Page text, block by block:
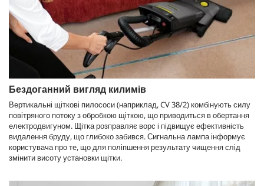
Бездоганний вигляд килимів
Вертикальні щіткові пилососи (наприклад, CV 38/2) комбінують силу
повітряного потоку з обробкою щіткою, що приводиться в обертання
електродвигуном. Щітка розправляє ворс і підвищує ефективність
видалення бруду, що глибоко забився. Сигнальна лампа інформує
користувача про те, що для поліпшення результату чищення слід
змінити висоту установки щітки.